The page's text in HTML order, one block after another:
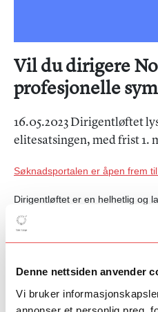
Denne nettsiden anvender
Vi bruker
Vil du dirigere
profesjonelle
16.05.2023 Dirigentløftet
elitesatsingen, med frist 1.
Søknadsportalen er åpen frem
Dirigentløftet er en helhetlig og
Norge som dirigentnasjon.
helhetlig løp og inkluderer et
toppnivå for særskilt talentfulle
øvingsprogram, mentorer og
Deltakere får et skreddersydd